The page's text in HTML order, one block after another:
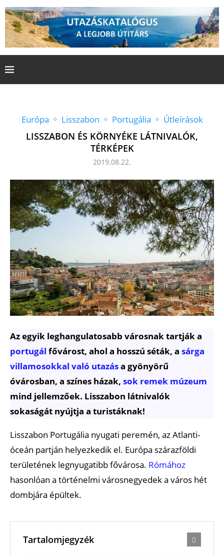
Európa Lisszabon Portugália Útleírások
LISSZABON ÉS KÖRNYÉKE LÁTNIVALÓK,
TÉRKÉPEK
2019.08.22.
Az egyik leghangulatosabb városnak tartják a
portugál fővárost, ahol a hosszú séták, a sárga
villamosokkal való utazása gyönyörű
óvárosban, a színes házak, sok remek múzeum
mind jellemzőek. Lisszabon látnivalók
sokaságát nyújtja a turistáknak!
Lisszabon Portugália nyugati peremén, az Atlanti-
óceán partján helyezkedik el. Európa szárazföldi
területének legnyugatibb fővárosa. Rómához
hasonlóan a történelmi városnegyedek a város hét
dombjára épültek.
Tartalomjegyzék